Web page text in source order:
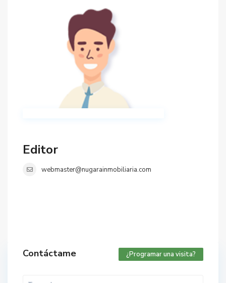
Editor
webmaster@nugarainmobiliaria.com
Contáctame ¿Programar una visita?